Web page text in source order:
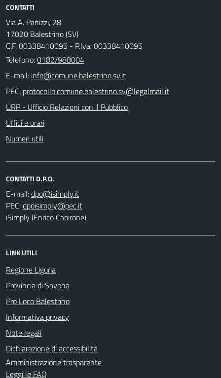
CONTATTI
Via A. Panizzi, 28
17020 Balestrino (SV)
C.F. 00338410095 - P.Iva: 00338410095
Telefono:0182/988004
E-mail:
PEC:
URP - Ufficio Relazioni con il Pubblico
Uffici e orari
Numeri utili
CONTATTI D.P.O.
E-mail:
PEC:
iSimply (Enrico Capirone)
LINK UTILI
Regione Liguria
Provincia di Savona
Pro Loco Balestrino
Informativa privacy
Note legali
Dichiarazione di accessibilità
Amministrazione trasparente
Leggi le FAQ